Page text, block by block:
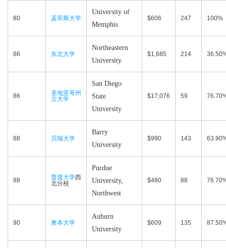
80 孟菲斯大学
University of
Memphis
$606 247 100%
86 东北大学
Northeastern
University
$1,685 214
86
圣地亚哥州
立大学
San Diego
State
University
$17,076 59
88 贝瑞大学
Barry
University
$990 143
88 普渡大学西
北分校
Purdue
University,
Northwest
$480 88
90 奥本大学
Auburn
University
$609 135